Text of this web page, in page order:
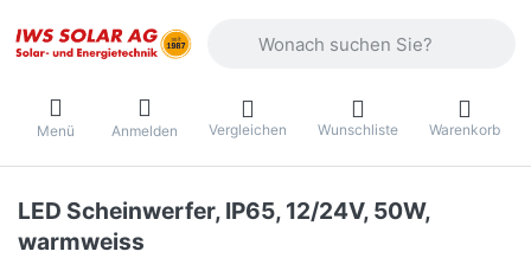
Menü Anmelden Vergleichen Wunschliste Warenkorb
LED Scheinwerfer, IP65, 12/24V, 50W,
warmweiss